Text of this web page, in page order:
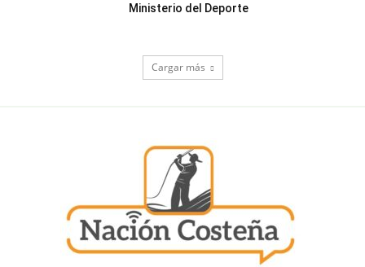
Ministerio del Deporte
Cargar más